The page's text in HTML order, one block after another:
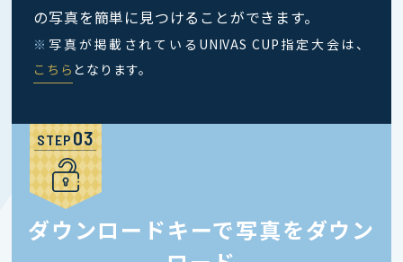
の写真を簡単に見つけることができます。
※ 写真が掲載されているUNIVAS CUP指定大会は、
こちら となります。
STEP
ダウンロードキーで写真をダウン